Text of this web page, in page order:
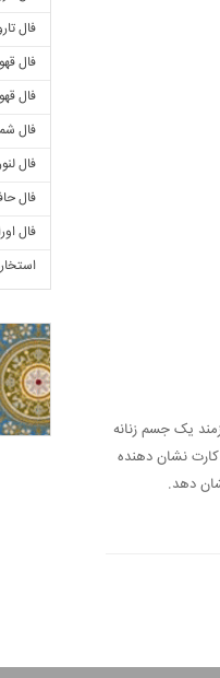
یک جسم زنانه
نشان دهنده
دهد.
فال
فال
فال
فال
فال
فال
فال